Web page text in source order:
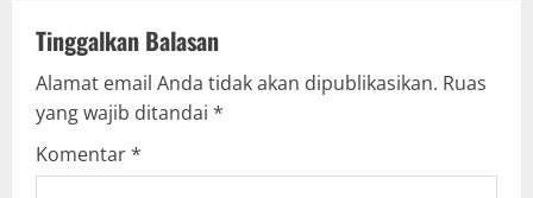
v
i
g
a
Tinggalkan Balasan
Alamat email Anda tidak akan dipublikasikan. Ruas
yang wajib ditandai *
Komentar*